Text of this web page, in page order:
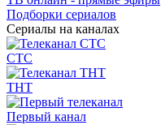
Подборки сериалов
Сериалы на каналах
СТС
ТНТ
Первый канал